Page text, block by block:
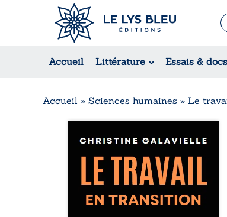
Accueil Littérature Essais & docs
Romans
Suspense / Thriller / Policier
Accueil » Sciences humaines » Le